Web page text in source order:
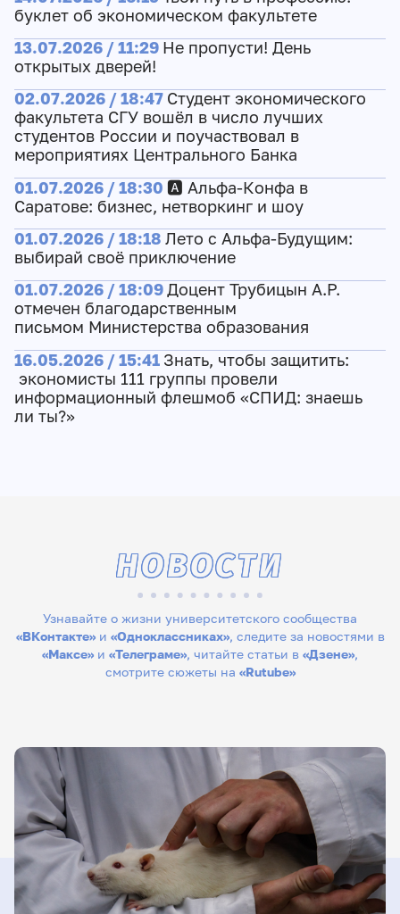
буклет об экономическом факультете
13.07.2026 / 11:29 Не пропусти! День
открытых дверей!
02.07.2026 / 18:47 Студент экономического
факультета СГУ вошёл в число лучших
студентов России и поучаствовал в
мероприятиях Центрального Банка
01.07.2026 / 18:30 🅰️ Альфа-Конфа в
Саратове: бизнес, нетворкинг и шоу
01.07.2026 / 18:18 Лето с Альфа-Будущим:
выбирай своё приключение
01.07.2026 / 18:09Доцент Трубицын А.Р.
отмечен благодарственным
письмом Министерства образования
16.05.2026 / 15:41 Знать, чтобы защитить:
экономисты 111 группы провели
информационный флешмоб «СПИД: знаешь
ли ты?»
Узнавайте о жизни университетского сообщества
«ВКонтакте»и «Одноклассниках», следите за новостями в
«Максе» и «Телеграме», читайте статьи в «Дзене»,
смотрите сюжеты на «Rutube»
НОВОСТИ